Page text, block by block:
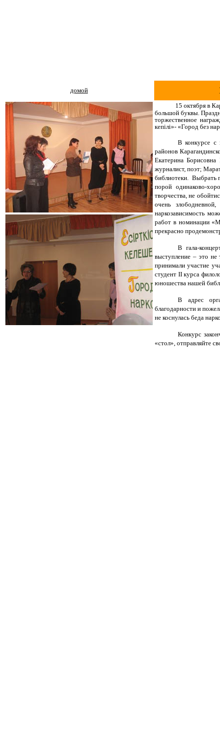
домой
15 октября в
большой буквы.
торжественное
кепілі»- «Город без
В конкурсе с
районов
Екатерина
журналист, поэт;
библиотеки. Выбрать
порой одинаково-
творчества, не
очень
наркозависимость
работ в номинации
прекрасно
В гала-
выступление – это не
принимали участие
студент II курса
юношества нашей
В адрес
благодарности и
не коснулась беда
Конкурс
«стол», отправляйте